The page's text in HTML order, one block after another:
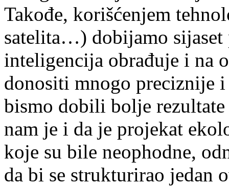
Takođe, korišćenjem
satelita…) dobijamo sijaset
inteligencija obrađuje i na
donositi mnogo preciznije
bismo dobili bolje
nam je i da je projekat
koje su bile neophodne,
da bi se strukturirao jedan